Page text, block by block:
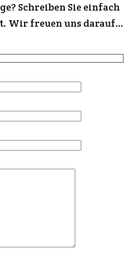
Schreiben Sie einfach
Wir freuen uns darauf…